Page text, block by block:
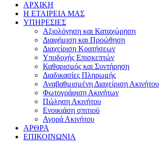
ΑΡΧΙΚΗ
Η ΕΤΑΙΡΕΙΑ ΜΑΣ
ΥΠΗΡΕΣΙΕΣ
Αξιολόγηση και Καταχώρηση
Διαφήμιση και Προώθηση
Διαχείριση Κρατήσεων
Υποδοχής Επισκεπτών
Καθαρισμός και Συντήρηση
Διαδικασίες Πληρωμής
Αναβαθμισμένη Διαχείριση Ακινήτου
Φωτογράφιση Ακινήτων
Πώληση Ακινήτου
Ενοικιάση σπιτιού
Αγορά Ακινήτου
ΑΡΘΡΑ
ΕΠΙΚΟΙΝΩΝΙΑ